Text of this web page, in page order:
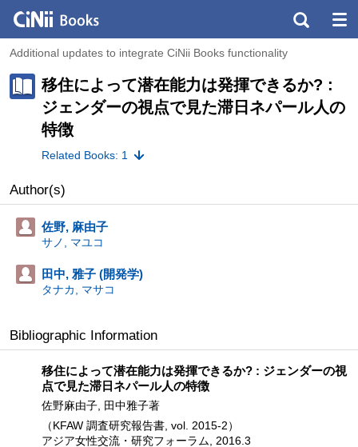
Additional updates to integrate CiNii Books functionality
移住によって潜在能力は発揮できるか? :
ジェンダーの視点で見た滞日ネパール人の
特徴
Related Books: 1
Author(s)
佐野, 麻由子
サノ, マユコ
田中, 雅子 (開発学)
タナカ, マサコ
Bibliographic Information
移住によって潜在能力は発揮できるか? : ジェンダーの視
点で見た滞日ネパール人の特徴
佐野麻由子, 田中雅子著
（KFAW 調査研究報告書, vol. 2015-2）
アジア女性交流・研究フォーラム, 2016.3